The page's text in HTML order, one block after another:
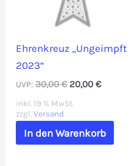
Ehrenkreuz „Ungeimpft
2023“
UVP: 30,00€ Ursprünglicher
war:
30,00 €
20,00€Aktueller
20,00 €.
inkl. 19 % MwSt.
zzgl.Versand
In den Warenkorb